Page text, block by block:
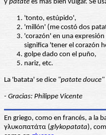
y patate es más bien vulgar. Se
'tonto, estúpido',
'millón' (me costó dos
'corazón' en una expresión
significa 'tener el corazón
golpe dado con el puño,
nariz, etc.
La 'batata' se dice "patate douce"
- Gracias: Philippe Vicente
En griego, como en francés, a la
γλυκοπατάτα (glykopatata),